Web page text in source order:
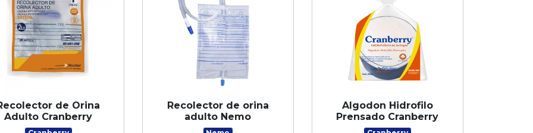
de Orina
Adulto Cranberry
Recolector de orina
adulto Nemo
Algodon Hidrofilo
Prensado Cranberry